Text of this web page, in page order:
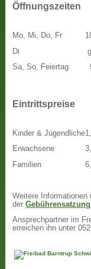
Öffnungszeiten
Mo, Mi, Do, Fr
Di
Sa, So, Feiertag
Eintrittspreise
Kinder & Jugendliche
Erwachsene
Familien
Weitere
der
Ansprechpartner im
erreichen ihn unter